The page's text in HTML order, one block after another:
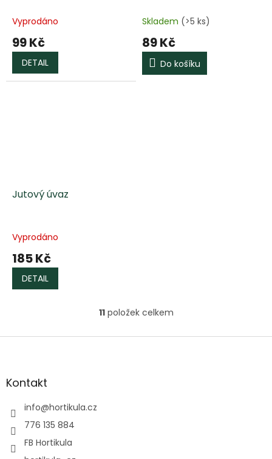
Vyprodáno
99 Kč
DETAIL
Skladem (>5 ks)
89 Kč
Do košíku
Jutový úvaz
Vyprodáno
185 Kč
DETAIL
O
l
11položek celkem
Z
aKontakt
info@hortikula.cz
776 135 884
FB Hortikula